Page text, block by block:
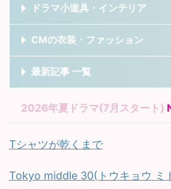
ドラマ小道具・インテリア
CMの衣装・ファッション
最新記事 一覧
2026年夏ドラマ(7月スタート)
Tシャツが乾くまで
Tokyo middle 30(トウキョウ ミ